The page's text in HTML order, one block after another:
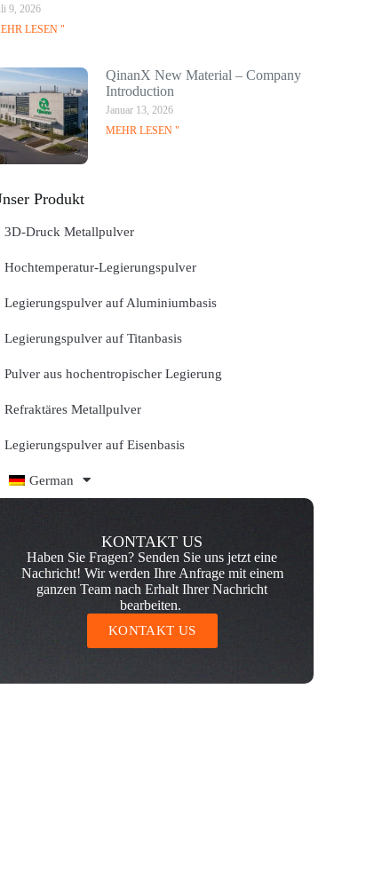
9, 2026
LESEN "
QinanX New Material – Company
Introduction
Januar 13, 2026
MEHR LESEN "
Produkt
3D-Druck Metallpulver
Hochtemperatur-Legierungspulver
Legierungspulver auf Aluminiumbasis
Legierungspulver auf Titanbasis
Pulver aus hochentropischer Legierung
Refraktäres Metallpulver
Legierungspulver auf Eisenbasis
German
KONTAKT US
Haben Sie Fragen? Senden Sie uns jetzt eine
Nachricht! Wir werden Ihre Anfrage mit einem
ganzen Team nach Erhalt Ihrer Nachricht
bearbeiten.
KONTAKT US